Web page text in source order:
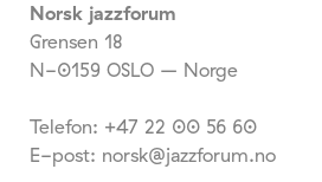
Norsk jazzforum
Grensen 18
N-0159 OSLO – Norge
Telefon: +47 22 00 56 60
E-post: norsk@jazzforum.no